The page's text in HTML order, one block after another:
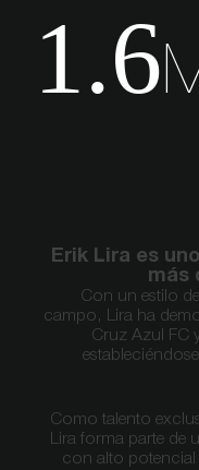
1.6
Erik Lira es
más
Con un estilo
campo, Lira ha
Cruz Azul FC
Como talento
Lira forma parte de
con alto potencial